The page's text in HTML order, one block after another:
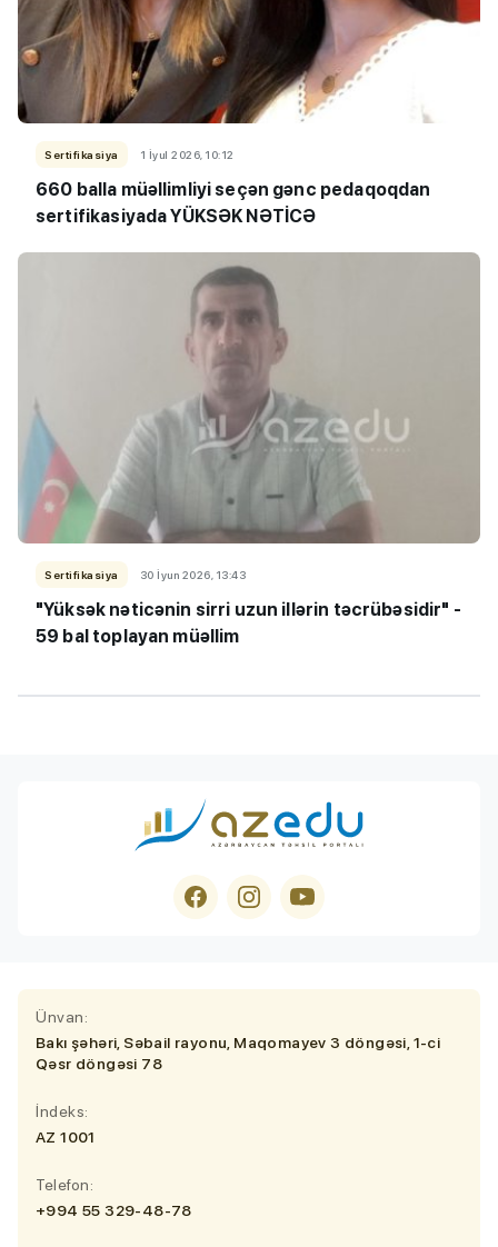
Sertifikasiya 1 İyul 2026, 10:12
660 balla müəllimliyi seçən gənc pedaqoqdan
sertifikasiyada YÜKSƏK NƏTİCƏ
Sertifikasiya 30 İyun 2026, 13:43
"Yüksək nəticənin sirri uzun illərin təcrübəsidir" -
59 bal toplayan müəllim
Ünvan:
Bakı şəhəri, Səbail rayonu, Maqomayev 3 döngəsi, 1-ci
Qəsr döngəsi 78
İndeks:
AZ 1001
Telefon:
+994 55 329-48-78